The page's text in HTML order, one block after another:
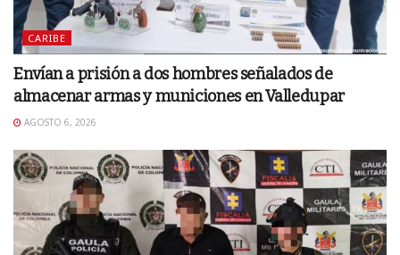
CARIBE
Envían a prisión a dos hombres señalados de
almacenar armas y municiones en Valledupar
AGOSTO 6, 2026